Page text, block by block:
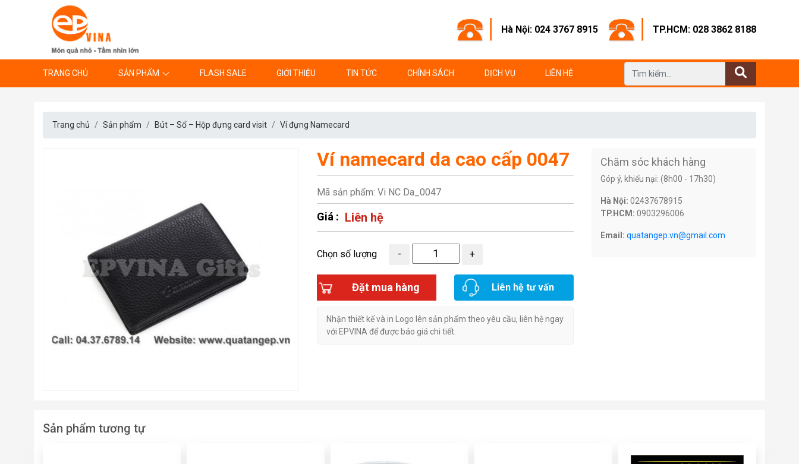
Hà Nội: 024 3767 8915 TP.HCM: 028 3862 8188
TRANG CHỦ SẢN PHẨM FLASH SALE GIỚI THIỆU TIN TỨC CHÍNH SÁCH DỊCH VỤ LIÊN HỆ
Trang chủ Sản phẩm Bút – Sổ – Hộp đựng card visit Ví đựng Namecard
Ví namecard da cao cấp 0047
Mã sản phẩm: Vi NC Da_0047
Giá : Liên hệ
Chọn số lượng
Đặt mua hàng Liên hệ tư vấn
Nhận thiết kế và in Logo lên sản phẩm theo yêu cầu, liên hệ ngay
với EPVINA để được báo giá chi tiết.
Chăm sóc khách hàng
Góp ý, khiếu nại: (8h00 - 17h30)
Hà Nội: 02437678915
TP.HCM: 0903296006
Email: quatangep.vn@gmail.com
Sản phẩm tương tự